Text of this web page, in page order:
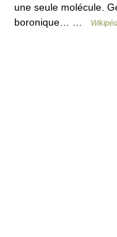
une seule molécule.
boronique… …